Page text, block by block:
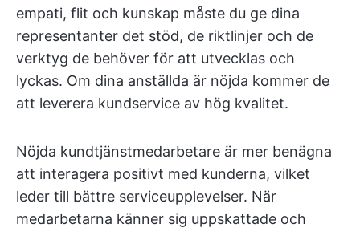
empati, flit och kunskap måste du ge dina
representanter det stöd, de riktlinjer och de
verktyg de behöver för att utvecklas och
lyckas. Om dina anställda är nöjda kommer de
att leverera kundservice av hög kvalitet.
Nöjda kundtjänstmedarbetare är mer benägna
att interagera positivt med kunderna, vilket
leder till bättre serviceupplevelser. När
medarbetarna känner sig uppskattade och